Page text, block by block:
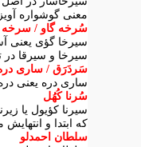
معنی گوشواره
سُرخه گاو / سرخه
سیرخا گؤی یعنی
سیرخا و سیرقا
سَردَرَق / ساری
ساری دره یعنی
سُرنا کُهُل
سیرنا کؤیول یا
که ابتدا و
سلطان احمدلو